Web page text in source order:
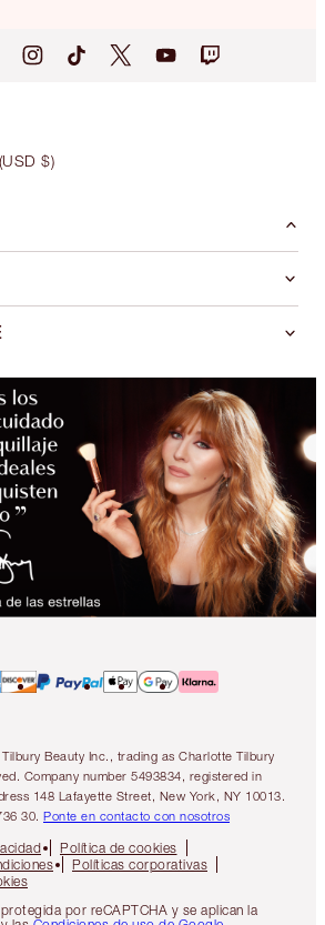
(USD $)
Beauty Inc., trading as Charlotte Tilbury
Company number 5493834, registered in
148 Lafayette Street, New York, NY 10013.
30. Ponte en contacto con nosotros
Política de cookies
Políticas corporativas
por reCAPTCHA y se aplican la